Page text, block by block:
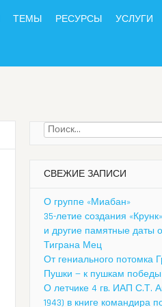
ТЕМЫ РЕСУРСЫ УСЛУГИ
Найти:
СВЕЖИЕ ЗАПИСИ
О группе «Миабан»
35-летие создания
и другие памятные даты
Тиграна Мец
От гениального потомка
Пушки — к пушкам победы
О летчике 4 гв. ИАП С.Т.
1943) в книге командира